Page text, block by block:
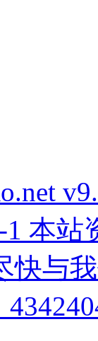
1 本
快与